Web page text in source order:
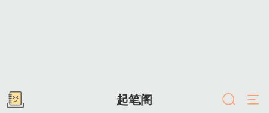
起笔阁